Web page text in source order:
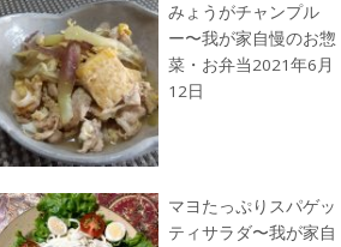
みょうがチャンプル
ー〜我が家自慢のお惣
菜・お弁当2021年6月
12日
マヨたっぷりスパゲッ
ティサラダ〜我が家自